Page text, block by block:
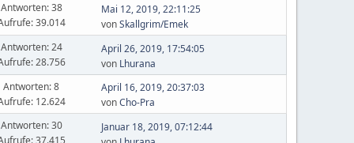
Antworten: 38
39.014
Mai 12, 2019, 22:11:25
vonSkallgrim/Emek
Antworten: 24
28.756
April 26, 2019, 17:54:05
von Lhurana
Antworten: 8
12.624
April 16, 2019, 20:37:03
vonCho-Pra
Antworten: 30
37.415
Januar 18, 2019, 07:12:44